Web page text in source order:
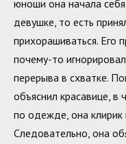
юноши она начала
девушке, то есть
прихорашиваться. Его
почему-то
перерыва в схватке.
объяснил красавице, в
по одежде, она клирик
Следовательно, она